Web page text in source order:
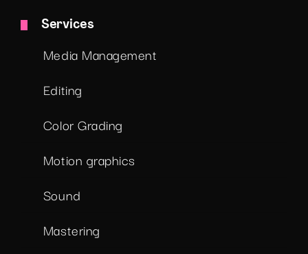
Services
Media Management
Editing
Color Grading
Motion graphics
Sound
Mastering